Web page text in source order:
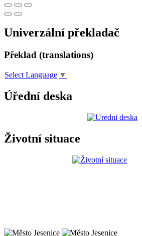
Univerzální překladač
Překlad (translations)
Select Language ▼
Úřední deska
Životní situace